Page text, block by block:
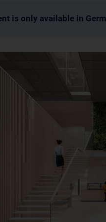
is only available in